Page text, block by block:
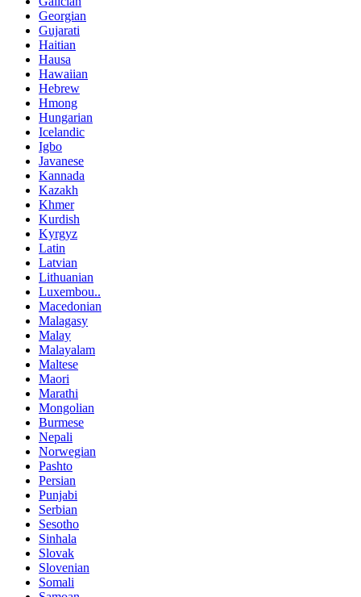
Georgian
Gujarati
Haitian
Hausa
Hawaiian
Hebrew
Hmong
Hungarian
Icelandic
Igbo
Javanese
Kannada
Kazakh
Khmer
Kurdish
Kyrgyz
Latin
Latvian
Lithuanian
Luxembou..
Macedonian
Malagasy
Malay
Malayalam
Maltese
Maori
Marathi
Mongolian
Burmese
Nepali
Norwegian
Pashto
Persian
Punjabi
Serbian
Sesotho
Sinhala
Slovak
Slovenian
Somali